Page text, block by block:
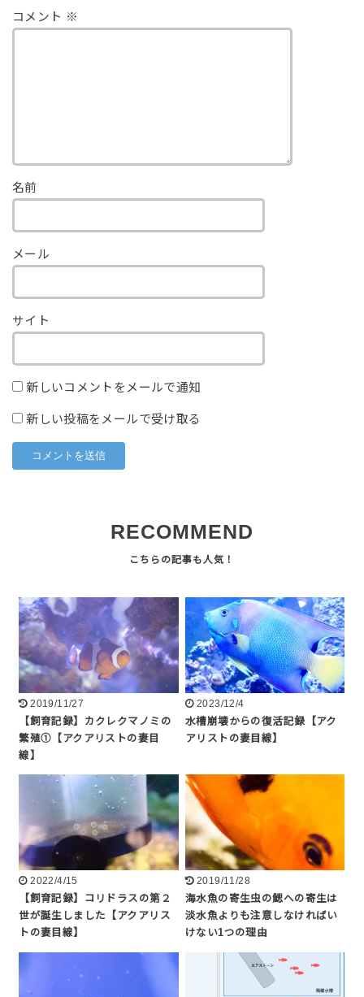
コメント ※
名前
メール
サイト
新しいコメントをメールで通知
新しい投稿をメールで受け取る
RECOMMEND
2019/11/27
【飼育記録】カクレクマノミの
繁殖①【アクアリストの妻目
線】
2023/12/4
水槽崩壊からの復活記録【アク
アリストの妻目線】
2022/4/15
【飼育記録】コリドラスの第２
世が誕生しました【アクアリス
トの妻目線】
2019/11/28
海水魚の寄生虫の鰓への寄生は
淡水魚よりも注意しなければい
けない1つの理由